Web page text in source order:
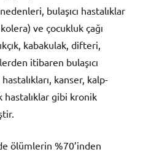
bulaşıcı hastalıklar
ve çocukluk çağı
kabakulak, difteri,
itibaren bulaşıcı
kanser, kalp-
hastalıklar gibi kronik
ölümlerin %70’inden